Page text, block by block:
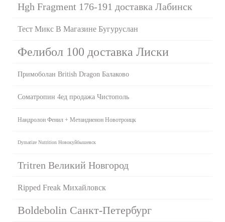
Hgh Fragment 176-191 доставка Лабинск
Тест Микс В Магазине Бугуруслан
Фелибол 100 доставка Лиски
Примоболан British Dragon Балаково
Cоматропин 4ед продажа Чистополь
Нандролон Фенил + Метандиенон Новотроицк
Dymatize Nutrition Новокуйбышевск
Tritren Великий Новгород
Ripped Freak Михайловск
Boldebolin Санкт-Петербург